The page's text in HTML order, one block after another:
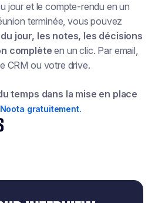
jour et le compte-rendu en un
terminée, vous pouvez
jour, les notes, les décisions
complèteen un clic. Par email,
CRM ou votre drive.
temps dans la mise en place
gratuitement.